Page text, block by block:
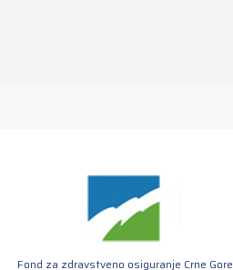
Fond za zdravstveno osiguranje Crne Gore